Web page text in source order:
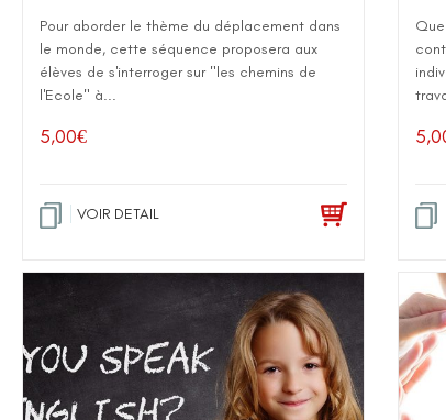
Pour aborder le thème du déplacement dans
le monde, cette séquence proposera aux
élèves de s'interroger sur "les chemins de
l'Ecole" à...
5,00€
VOIR DETAIL